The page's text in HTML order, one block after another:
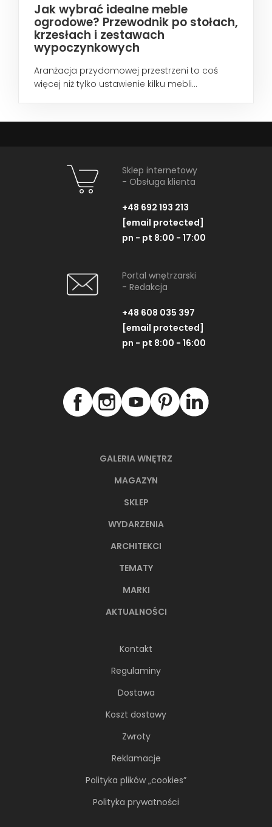
Jak wybrać idealne meble
ogrodowe? Przewodnik po stołach,
krzesłach i zestawach
wypoczynkowych
Aranżacja przydomowej przestrzeni to coś
więcej niż tylko ustawienie kilku mebli...
GALERIA WNĘTRZ
MAGAZYN
SKLEP
WYDARZENIA
ARCHITEKCI
TEMATY
MARKI
AKTUALNOŚCI
Kontakt
Regulaminy
Dostawa
Koszt dostawy
Zwroty
Reklamacje
Polityka plików „cookies”
Polityka prywatności
Sklep internetowy
- Obsługa klienta
+48 692 193 213
[email protected]
pn - pt 8:00 - 17:00
Portal wnętrzarski
- Redakcja
+48 608 035 397
[email protected]
pn - pt 8:00 - 16:00